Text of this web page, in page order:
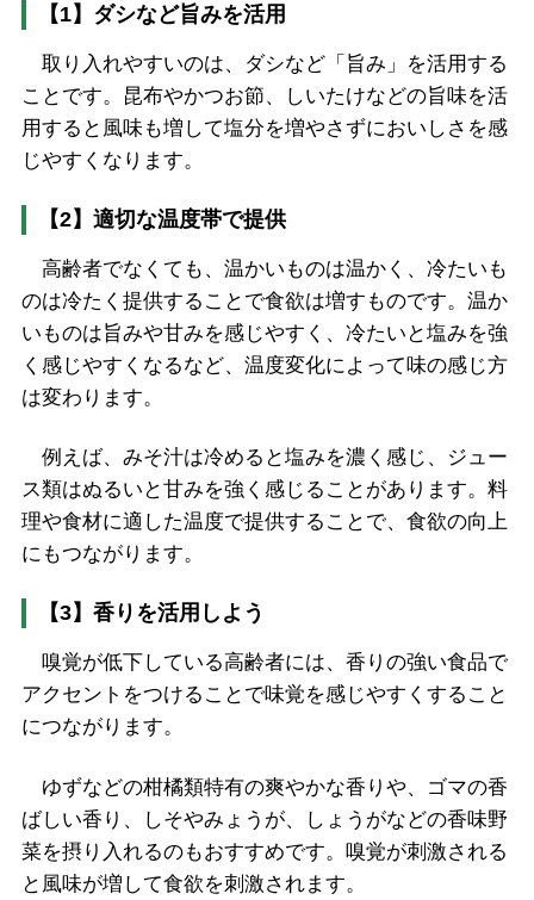
【1】ダシなど旨みを活用
取り入れやすいのは、ダシなど「旨み」を活用する
ことです。昆布やかつお節、しいたけなどの旨味を活
用すると風味も増して塩分を増やさずにおいしさを感
じやすくなります。
【2】適切な温度帯で提供
高齢者でなくても、温かいものは温かく、冷たいも
のは冷たく提供することで食欲は増すものです。温か
いものは旨みや甘みを感じやすく、冷たいと塩みを強
く感じやすくなるなど、温度変化によって味の感じ方
は変わります。
例えば、みそ汁は冷めると塩みを濃く感じ、ジュー
ス類はぬるいと甘みを強く感じることがあります。料
理や食材に適した温度で提供することで、食欲の向上
にもつながります。
【3】香りを活用しよう
嗅覚が低下している高齢者には、香りの強い食品で
アクセントをつけることで味覚を感じやすくすること
につながります。
ゆずなどの柑橘類特有の爽やかな香りや、ゴマの香
ばしい香り、しそやみょうが、しょうがなどの香味野
菜を摂り入れるのもおすすめです。嗅覚が刺激される
と風味が増して食欲を刺激されます。